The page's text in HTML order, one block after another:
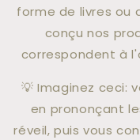
forme de livres ou
conçu nos
correspondent à
💡 Imaginez ceci:
en prononçant
réveil, puis vous